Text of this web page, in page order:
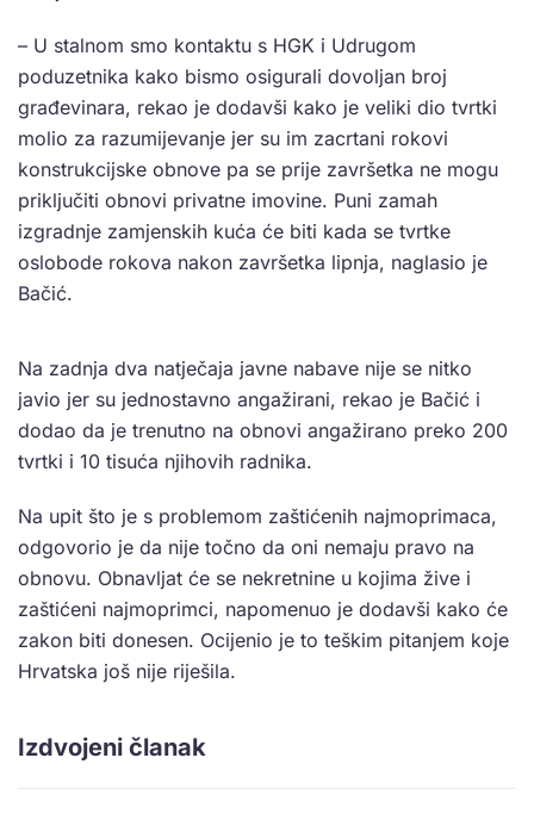
– U stalnom smo kontaktu s HGK i Udrugom
poduzetnika kako bismo osigurali dovoljan broj
građevinara, rekao je dodavši kako je veliki dio tvrtki
molio za razumijevanje jer su im zacrtani rokovi
konstrukcijske obnove pa se prije završetka ne mogu
priključiti obnovi privatne imovine. Puni zamah
izgradnje zamjenskih kuća će biti kada se tvrtke
oslobode rokova nakon završetka lipnja, naglasio je
Bačić.
Na zadnja dva natječaja javne nabave nije se nitko
javio jer su jednostavno angažirani, rekao je Bačić i
dodao da je trenutno na obnovi angažirano preko 200
tvrtki i 10 tisuća njihovih radnika.
Na upit što je s problemom zaštićenih najmoprimaca,
odgovorio je da nije točno da oni nemaju pravo na
obnovu. Obnavljat će se nekretnine u kojima žive i
zaštićeni najmoprimci, napomenuo je dodavši kako će
zakon biti donesen. Ocijenio je to teškim pitanjem koje
Hrvatska još nije riješila.
Izdvojeni članak